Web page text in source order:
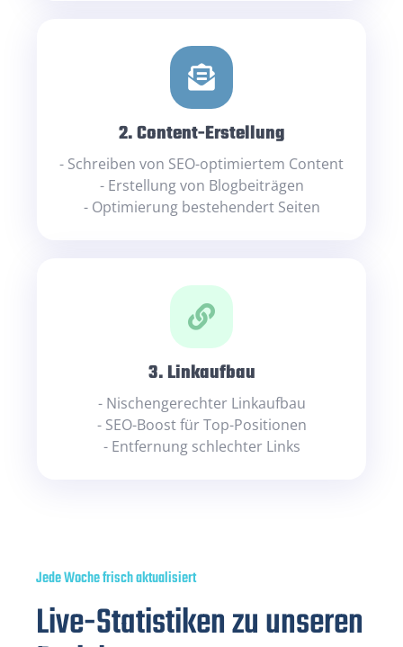
2.Content-Erstellung
- Schreiben von SEO-optimiertem Content
- Erstellung von Blogbeiträgen
- Optimierung bestehendert Seiten
3.Linkaufbau
- Nischengerechter Linkaufbau
- SEO-Boost für Top-Positionen
- Entfernung schlechter Links
Jede Woche frisch aktualisiert
Live-Statistiken zu unseren